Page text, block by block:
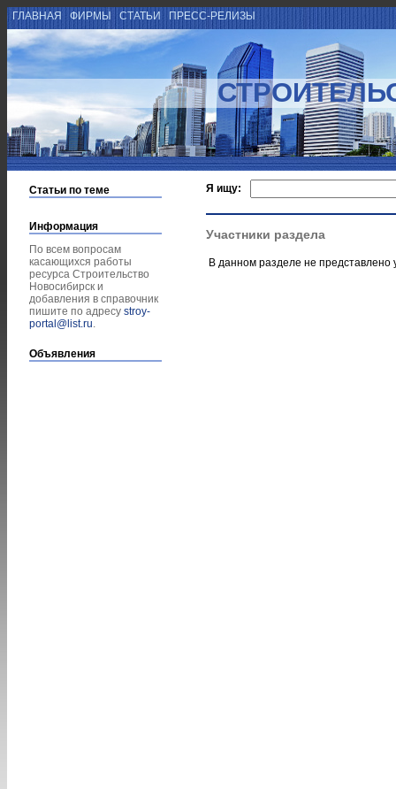
ГЛАВНАЯ ФИРМЫ СТАТЬИ ПРЕСС-РЕЛИЗЫ
Статьи по теме
Информация
По всем вопросам
касающихся работы
ресурса Строительство
Новосибирск и
добавления в справочник
пишите по адресу stroy-
portal@list.ru.
Объявления
Я ищу:
Участники раздела
В данном разделе не представлено